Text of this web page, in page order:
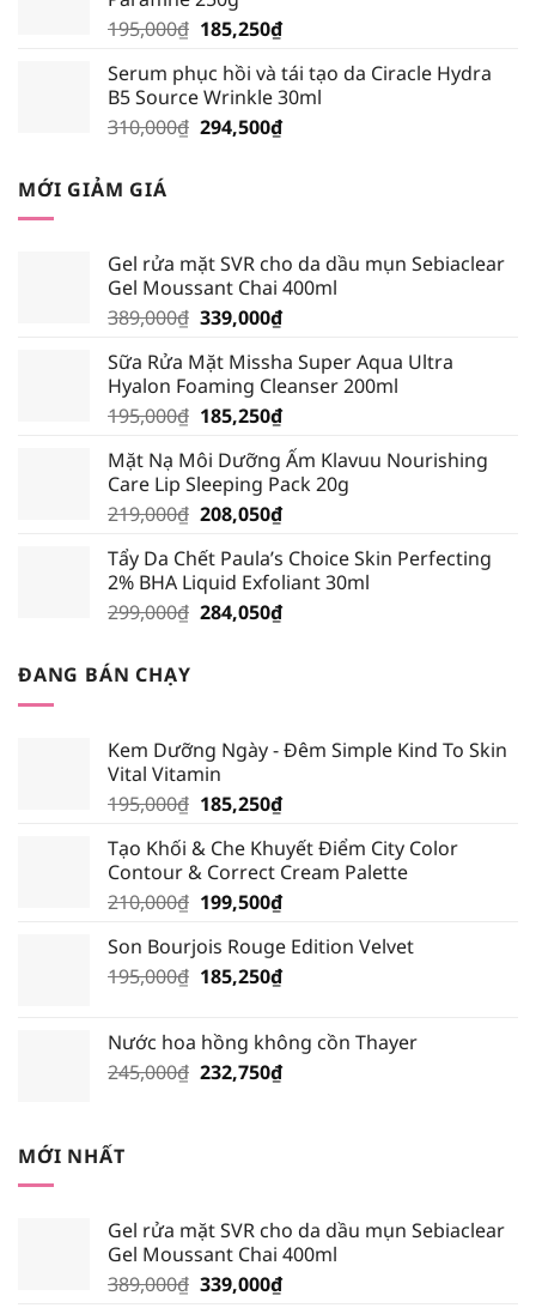
195,000₫ Giá
là:
195,000₫.
185,250₫Giá
tại
là:
185,250₫.
Serum phục hồi và tái tạo da Ciracle Hydra
B5 Source Wrinkle 30ml
310,000₫ Giá
294,500₫Giá
MỚI GIẢM GIÁ
Gel rửa mặt SVR cho da dầu mụn Sebiaclear
Gel Moussant Chai 400ml
389,000₫ Giá
là:
389,000₫.
339,000₫Giá
tại
là:
339,000₫.
Sữa Rửa Mặt Missha Super Aqua Ultra
Hyalon Foaming Cleanser 200ml
195,000₫ Giá
là:
195,000₫.
185,250₫Giá
tại
là:
185,250₫.
Mặt Nạ Môi Dưỡng Ẩm Klavuu Nourishing
Care Lip Sleeping Pack 20g
219,000₫ Giá
là:
219,000₫.
208,050₫Giá
tại
là:
208,050₫.
Tẩy Da Chết Paula’s Choice Skin Perfecting
2% BHA Liquid Exfoliant 30ml
299,000₫ Giá
284,050₫Giá
ĐANG BÁN CHẠY
Kem Dưỡng Ngày - Đêm Simple Kind To Skin
Vital Vitamin
195,000₫ Giá
là:
195,000₫.
185,250₫Giá
tại
là:
185,250₫.
Tạo Khối & Che Khuyết Điểm City Color
Contour & Correct Cream Palette
210,000₫ Giá
là:
210,000₫.
199,500₫Giá
tại
là:
Son Bourjois Rouge Edition Velvet
195,000₫ Giá
195,000₫.
185,250₫Giá
là:
185,250₫.
Nước hoa hồng không cồn Thayer
245,000₫ Giá
232,750₫Giá
MỚI NHẤT
Gel rửa mặt SVR cho da dầu mụn Sebiaclear
Gel Moussant Chai 400ml
389,000₫ Giá
339,000₫Giá